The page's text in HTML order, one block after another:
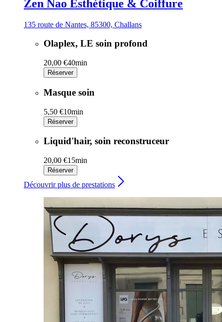
Zen Nao Esthétique & Coiffure
135 route de Nantes, 85300, Challans
Olaplex, LE soin profond
20,00 €40min
Réserver
Masque soin
5,50 €10min
Réserver
Liquid'hair, soin reconstruceur
20,00 €15min
Réserver
Découvrir plus de prestations